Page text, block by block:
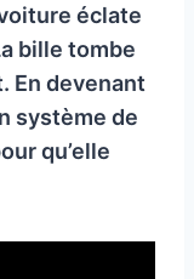
éclate
bille tombe
En devenant
système de
qu’elle